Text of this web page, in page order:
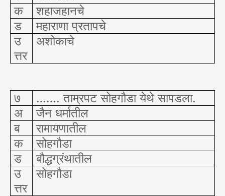
क
शहाजहानचे
ड
महाराणा प्रतापचे
उ
त्तर
अशोकाचे
७
……. ताम्रपट सोहगौडा येथे सापडला.
अ
जैन धर्मातील
ब
रामायणातील
क
सोहगौडा
ड
बौद्धग्रंथातील
उ
त्तर
सोहगौडा